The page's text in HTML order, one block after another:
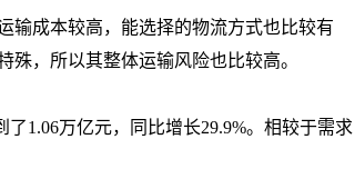
输成本较高，能选择的物流方式也比较有
，所以其整体运输风险也比较高。